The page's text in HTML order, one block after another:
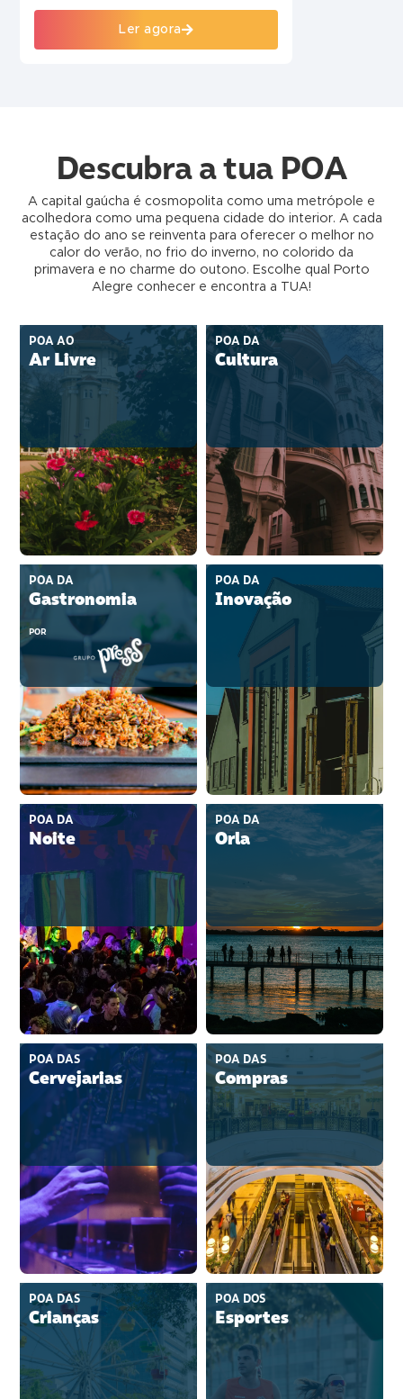
Ler agora
Descubra a tua POA
A capital gaúcha é cosmopolita como uma metrópole e
acolhedora como uma pequena cidade do interior. A cada
estação do ano se reinventa para oferecer o melhor no
calor do verão, no frio do inverno, no colorido da
primavera e no charme do outono. Escolhe qual Porto
Alegre conhecer e encontra a TUA!
POA AO
Ar Livre
POA DA
Cultura
POA DA
Gastronomia
POR
POA DA
Inovação
POA DA
Noite
POA DA
Orla
POA DAS
Cervejarias
POA DAS
Compras
POA DAS
Crianças
POA DOS
Esportes